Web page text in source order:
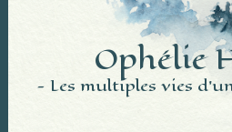
principal
Ophélie
Les multiples vies